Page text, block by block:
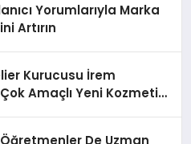
Yorumlarıyla Marka
Artırın
Kurucusu İrem
Amaçlı Yeni Kozmetik
De Uzman